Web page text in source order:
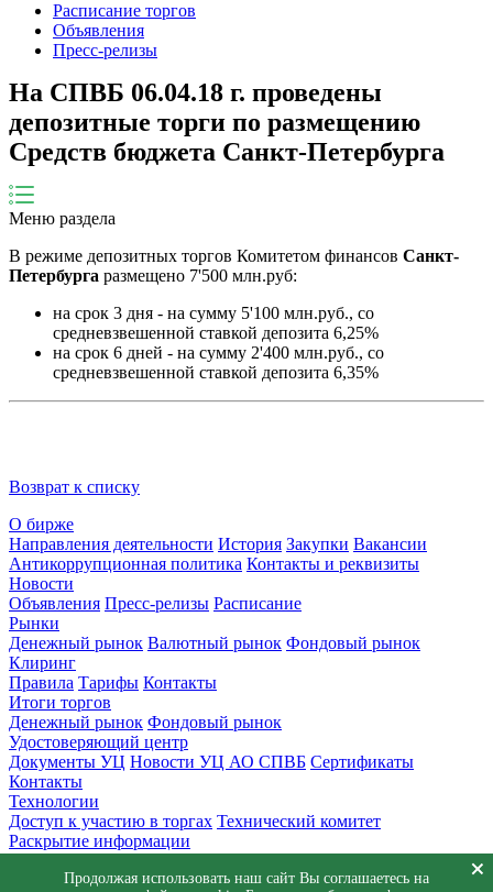
Расписание торгов
Объявления
Пресс-релизы
На СПВБ 06.04.18 г. проведены
депозитные торги по размещению
Средств бюджета Санкт-Петербурга
Меню раздела
В режиме депозитных торгов Комитетом финансов Санкт-
Петербурга размещено 7'500 млн.руб:
на срок 3 дня - на сумму 5'100 млн.руб., со
средневзвешенной ставкой депозита 6,25%
на срок 6 дней - на сумму 2'400 млн.руб., со
средневзвешенной ставкой депозита 6,35%
Возврат к списку
О бирже
Направления деятельности История Закупки Вакансии
Антикоррупционная политика Контакты и реквизиты
Новости
Объявления Пресс-релизы Расписание
Рынки
Денежный рынок Валютный рынок Фондовый рынок
Клиринг
Правила Тарифы Контакты
Итоги торгов
Денежный рынок Фондовый рынок
Удостоверяющий центр
Документы УЦ Новости УЦ АО СПВБ Сертификаты
Контакты
Технологии
Доступ к участию в торгах Технический комитет
Раскрытие информации
Обращения Заявка в техническую поддержку
Продолжая использовать наш сайт Вы соглашаетесь на